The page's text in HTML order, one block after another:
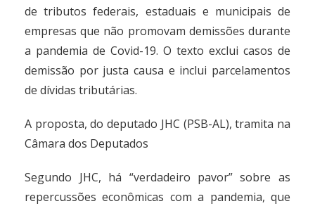
de tributos federais, estaduais e municipais de
empresas que não promovam demissões durante
a pandemia de Covid-19. O texto exclui casos de
demissão por justa causa e inclui parcelamentos
de dívidas tributárias.
A proposta, do deputado JHC (PSB-AL), tramita na
Câmara dos Deputados
Segundo JHC, há “verdadeiro pavor” sobre as
repercussões econômicas com a pandemia, que